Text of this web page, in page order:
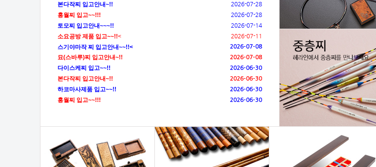
본다작찌 입고안내~!!
2026-07-28
홍월찌 입고~~!!!
2026-07-28
토모찌 입고안내~~~!!
2026-07-14
소요공방 제품 입고~~!!<
2026-07-11
스기야마작 찌 입고안내~~!!<
2026-07-08
묘(스바루)찌 입고안내~!! 2026-07-08
다이스케찌 입고~~!! 2026-06-30
본다작찌 입고안내~!! 2026-06-30
하코마사제품 입고~~!! 2026-06-30
홍월찌 입고~~!!! 2026-06-30